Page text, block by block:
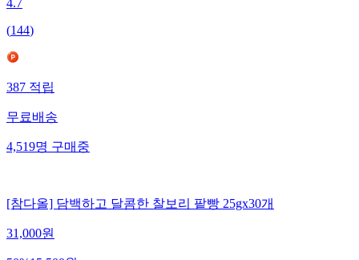
4.7
(144)
387적립
무료배송
4,519명구매중
[참다올] 담백하고 달콤한 찰보리 팥빵 25gx30개
31,000원